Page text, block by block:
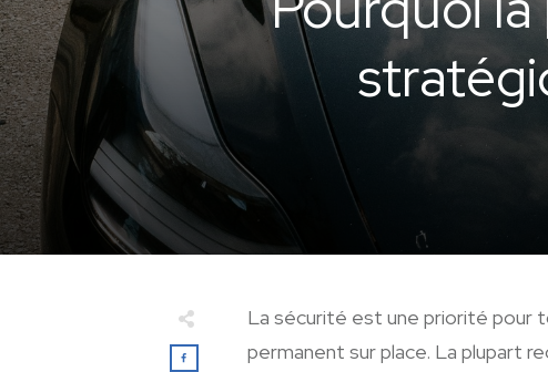
La sécurité est une priorité pour
permanent sur place. La plupart